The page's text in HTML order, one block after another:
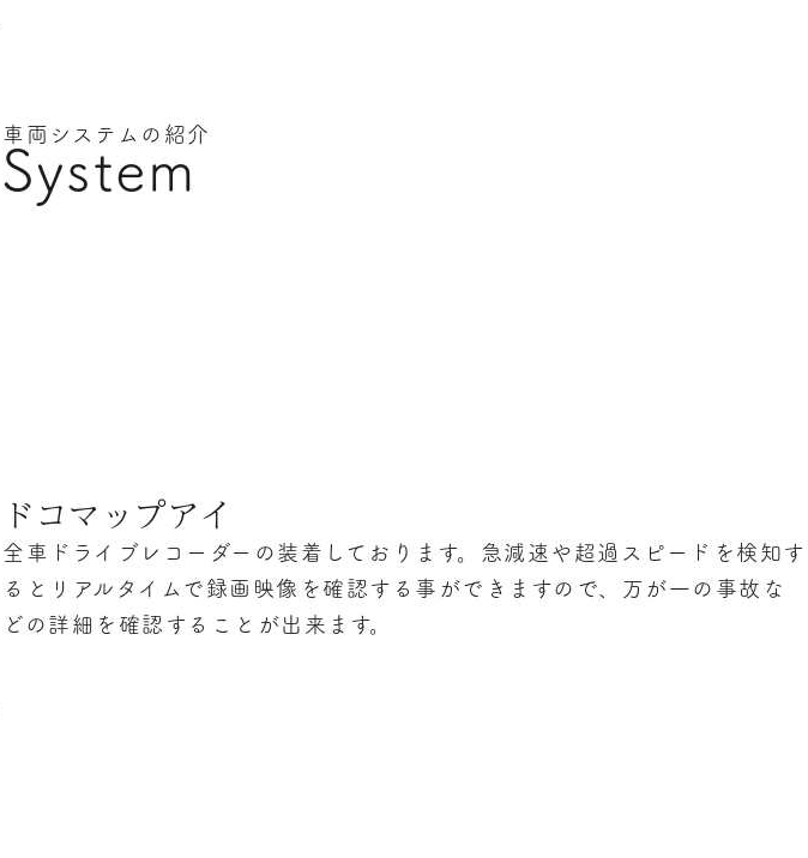
車両システムの紹介
System
ドコマップアイ
全車ドライブレコーダーの装着しております。急減速や超過スピードを検知す
るとリアルタイムで録画映像を確認する事ができますので、万が一の事故な
どの詳細を確認することが出来ます。